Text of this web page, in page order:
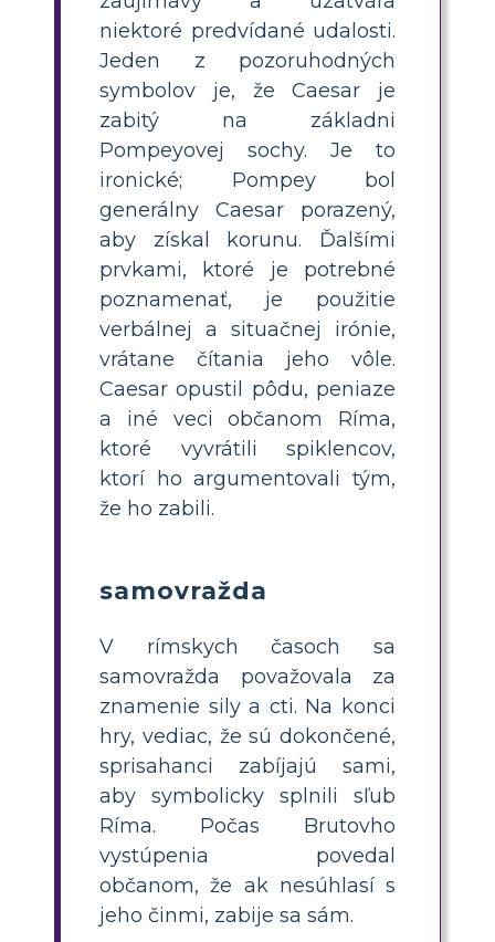
niektoré predvídané udalosti.
Jeden z pozoruhodných
symbolov je, že Caesar je
zabitý na základni
Pompeyovej sochy. Je to
ironické; Pompey bol
generálny Caesar porazený,
aby získal korunu. Ďalšími
prvkami, ktoré je potrebné
poznamenať, je použitie
verbálnej a situačnej irónie,
vrátane čítania jeho vôle.
Caesar opustil pôdu, peniaze
a iné veci občanom Ríma,
ktoré vyvrátili spiklencov,
ktorí ho argumentovali tým,
že ho zabili.
samovražda
V rímskych časoch sa
samovražda považovala za
znamenie sily a cti. Na konci
hry, vediac, že ​​sú dokončené,
sprisahanci zabíjajú sami,
aby symbolicky splnili sľub
Ríma. Počas Brutovho
vystúpenia povedal
občanom, že ak nesúhlasí s
jeho činmi, zabije sa sám.